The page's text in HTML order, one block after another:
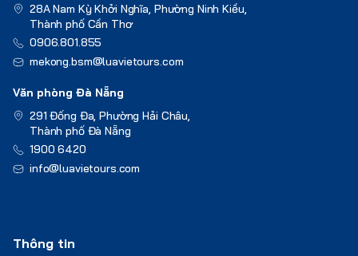
28A Nam Kỳ Khởi Nghĩa, Phường Ninh Kiều,
Thành phố Cần Thơ
0906.801.855
mekong.bsm@luavietours.com
Văn phòng Đà Nẵng
291 Đống Đa, Phường Hải Châu,
Thành phố Đà Nẵng
1900 6420
info@luavietours.com
Thông tin